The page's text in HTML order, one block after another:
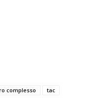
complesso tac